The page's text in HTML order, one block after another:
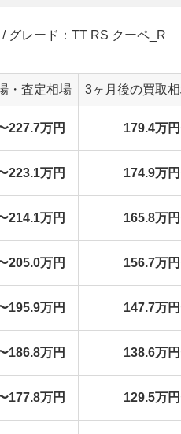
グレード：TT RS クーペ_R
・査定相場 3ヶ月後の買取
227.7万円 179.4万
223.1万円 174.9万
214.1万円 165.8万
205.0万円 156.7万
195.9万円 147.7万
186.8万円 138.6万
177.8万円 129.5万